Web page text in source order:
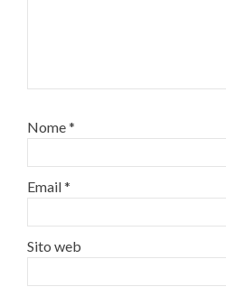
Nome*
Email*
Sito web